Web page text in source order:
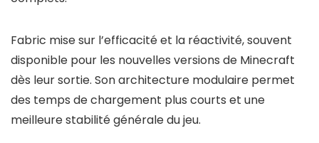
Fabric mise sur l’efficacité et la réactivité, souvent
disponible pour les nouvelles versions de Minecraft
dès leur sortie. Son architecture modulaire permet
des temps de chargement plus courts et une
meilleure stabilité générale du jeu.